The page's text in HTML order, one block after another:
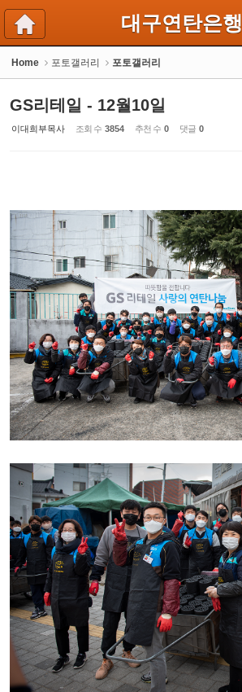
대구연탄은행
Home 포토갤러리 포토갤러리
GS리테일 - 12월10일
이대희부목사 조회 수 3854 추천 수 0 댓글 0